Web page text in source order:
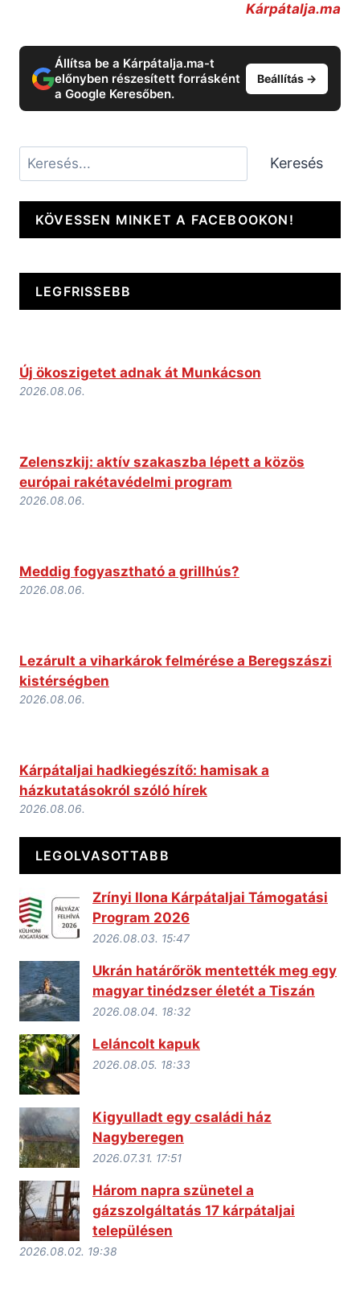
Kárpátalja.ma
Állítsa be a Kárpátalja.ma-t
előnyben részesített forrásként
a Google Keresőben.
Beállítás →
Keresés Keresés
KÖVESSEN MINKET A FACEBOOKON!
LEGFRISSEBB
Új ökoszigetet adnak át Munkácson
2026.08.06.
Zelenszkij: aktív szakaszba lépett a közös
európai rakétavédelmi program
2026.08.06.
Meddig fogyasztható a grillhús?
2026.08.06.
Lezárult a viharkárok felmérése a Beregszászi
kistérségben
2026.08.06.
Kárpátaljai hadkiegészítő: hamisak a
házkutatásokról szóló hírek
2026.08.06.
LEGOLVASOTTABB
Zrínyi Ilona Kárpátaljai Támogatási
Program 2026
2026.08.03. 15:47
Ukrán határőrök mentették meg egy
magyar tinédzser életét a Tiszán
2026.08.04. 18:32
Leláncolt kapuk
2026.08.05. 18:33
Kigyulladt egy családi ház
Nagyberegen
2026.07.31. 17:51
Három napra szünetel a
gázszolgáltatás 17 kárpátaljai
településen
2026.08.02. 19:38